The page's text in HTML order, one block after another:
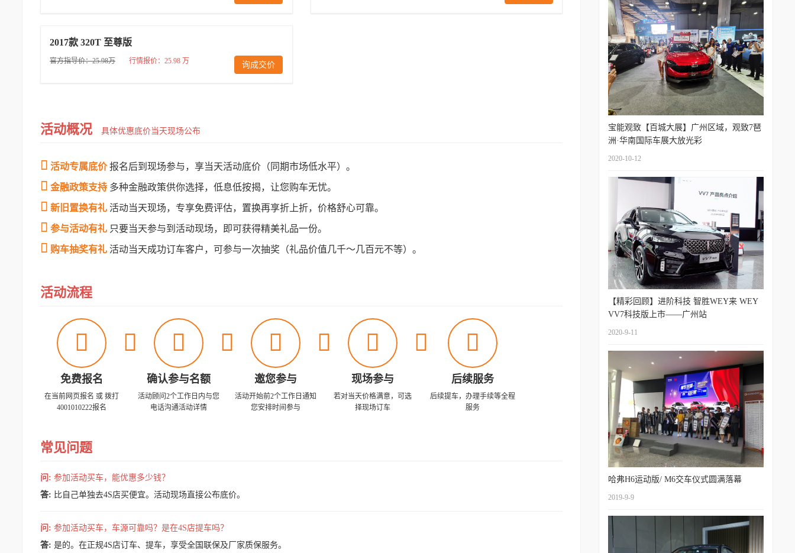
2017款 320T 至尊版
官方指导价：25.98万 行情报价：25.98 万 询成交价
活动概况 具体优惠底价当天现场公布
 活动专属底价报名后到现场参与，享当天活动底价（同期市场低水平）。
 金融政策支持 多种金融政策供你选择，低息低按揭，让您购车无忧。
 新旧置换有礼 活动当天现场，专享免费评估，置换再享折上折，价格舒心可靠。
 参与活动有礼 只要当天参与到活动现场，即可获得精美礼品一份。
 购车抽奖有礼 活动当天成功订车客户，可参与一次抽奖（礼品价值几千～几百元不等）。
活动流程

免费报名
在当前网页报名 或 拨打
4001010222报名
 
确认参与名额
活动顾问2个工作日内与您
电话沟通活动详情
 
邀您参与
活动开始前2个工作日通知
您安排时间参与
 
现场参与
若对当天价格满意，可选
择现场订车
 
后续服务
后续提车，办理手续等全程
服务
常见问题
问: 参加活动买车，能优惠多少钱？
答: 比自己单独去4S店买便宜。活动现场直接公布底价。
问: 参加活动买车，车源可靠吗？是在4S店提车吗？
答: 是的。在正规4S店订车、提车，享受全国联保及厂家质保服务。
宝能观致【百城大展】广州区域，观致7琶
洲·华南国际车展大放光彩
2020-10-12
【精彩回顾】进阶科技 智胜WEY来 WEY
VV7科技版上市——广州站
2020-9-11
哈弗H6运动版/ M6交车仪式圆满落幕
2019-9-9